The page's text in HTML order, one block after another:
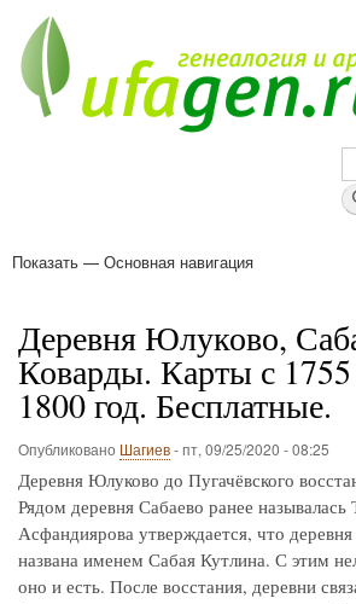
основному
Основная
Показать — Основная навигация
Деревня Юлуково,
Коварды. Карты с 1755
1800 год. Бесплатные.
Опубликовано Шагиев-пт, 09/25/2020 - 08:25
Деревня Юлуково до Пугачёвского
Рядом деревня Сабаево ранее называлась
Асфандиярова утверждается, что
названа именем Сабая Кутлина. С этим
оно и есть. После восстания, деревни